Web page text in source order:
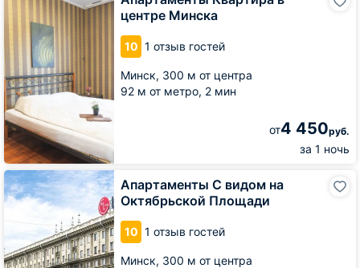
центре Минска
10 1 отзыв гостей
Минск, 300 м от центра
92 м от метро, 2 мин
от4 450руб.
за 1 ночь
Минска
Апартаменты С видом на
Октябрьской Площади
10 1 отзыв гостей
Минск, 300 м от центра
Апартаменты
С
видом
Октябрьской
Площади